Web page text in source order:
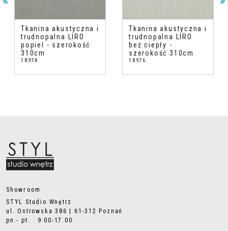
Tkanina akustyczna i
trudnopalna LIRO
popiel - szerokość
310cm
18974
Tkanina akustyczna i
trudnopalna LIRO
beż ciepły -
szerokość 310cm
18976
Showroom
STYL Studio Wnętrz
ul. Ostrowska 386 | 61-312 Poznań
pn.- pt. 9.00-17.00